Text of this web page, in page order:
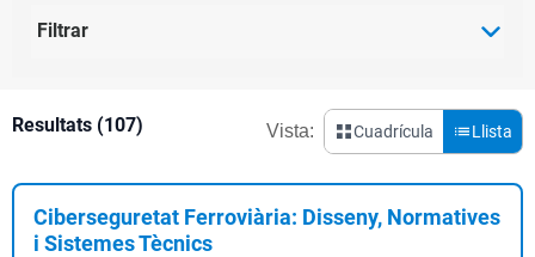
Filtrar
Resultats (107) Vista: Cuadrícula Llista
Ciberseguretat Ferroviària: Disseny, Normatives
i Sistemes Tècnics